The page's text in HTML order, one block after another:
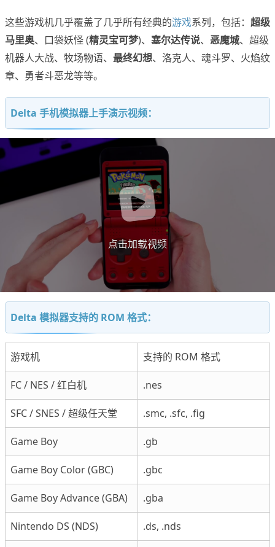
这些游戏机几乎覆盖了几乎所有经典的游戏系列，包括： 超级
马里奥、口袋妖怪 (精灵宝可梦)、 塞尔达传说、 恶魔城、超级
机器人大战、牧场物语、 最终幻想、洛克人、魂斗罗、火焰纹
章、勇者斗恶龙等等。
Delta 手机模拟器上手演示视频：
点击加载视频
Delta 模拟器支持的 ROM 格式：
游戏机 支持的 ROM 格式
FC / NES / 红白机 .nes
SFC / SNES / 超级任天堂 .smc, .sfc, .fig
Game Boy .gb
Game Boy Color (GBC) .gbc
Game Boy Advance (GBA) .gba
Nintendo DS (NDS) .ds, .nds